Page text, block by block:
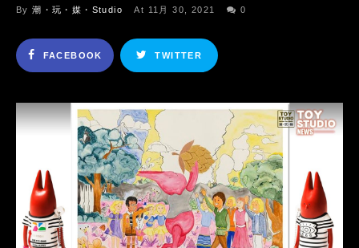
By潮・玩・媒・Studio At 11月 30, 2021 0
FACEBOOK TWITTER